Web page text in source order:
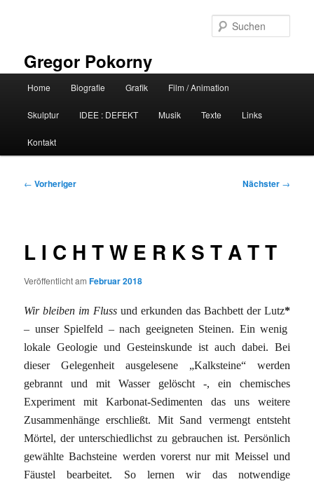
Gregor Pokorny
Home Biografie Grafik Film / Animation
Skulptur IDEE : DEFEKT Musik Texte Links
Kontakt
Beitragsnavigation
← Vorheriger Nächster →
L I C H T W E R K S T A T T
Veröffentlicht amFebruar 2018
Wir bleiben im Fluss und erkunden das Bachbett der Lutz*
– unser Spielfeld – nach geeigneten Steinen. Ein wenig
lokale Geologie und Gesteinskunde ist auch dabei. Bei
dieser Gelegenheit ausgelesene „Kalksteine“ werden
gebrannt und mit Wasser gelöscht -, ein chemisches
Experiment mit Karbonat-Sedimenten das uns weitere
Zusammenhänge erschließt. Mit Sand vermengt entsteht
Mörtel, der unterschiedlichst zu gebrauchen ist. Persönlich
gewählte Bachsteine werden vorerst nur mit Meissel und
Fäustel bearbeitet. So lernen wir das notwendige